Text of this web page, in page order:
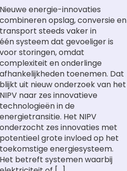
Nieuwe energie-innovaties
combineren opslag, conversie en
transport steeds vaker in
één systeem dat gevoeliger is
voor storingen, omdat
complexiteit en onderlinge
afhankelijkheden toenemen. Dat
blijkt uit nieuw onderzoek van het
NIPV naar zes innovatieve
technologieën in de
energietransitie. Het NIPV
onderzocht zes innovaties met
potentieel grote invloed op het
toekomstige energiesysteem.
Het betreft systemen waarbij